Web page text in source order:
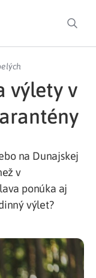
výlety v
na Dunajskej
v
ponúka aj
výlet?